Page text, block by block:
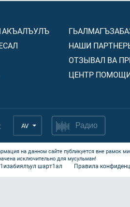
НАШИ
ОТЗЫВАЛ ВА
ЦЕНТР
AV Радио
на данном сайте публикуется вне рамок
исключительно для мусульман!
шарт1ал Правила